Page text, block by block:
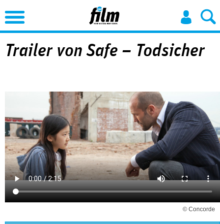
Jump to Navigation
Trailer von Safe – Todsicher
© Concorde